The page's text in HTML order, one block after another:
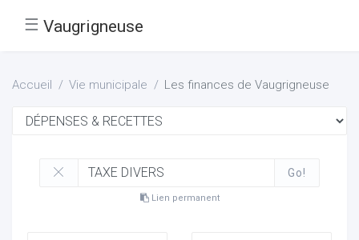
☰ Vaugrigneuse
Accueil Vie municipale Les finances de Vaugrigneuse
Go!
Lien permanent